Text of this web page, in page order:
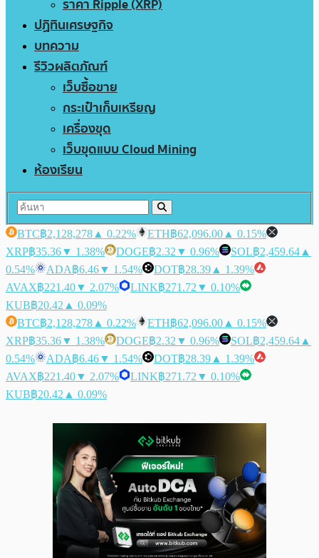
ราคา Ripple (XRP)
ปฏิทินเศรษฐกิจ
บทความ
รีวิวผลิตภัณฑ์
เว็บซื้อขาย
กระเป๋าเก็บเหรียญ
เครื่องขุด
เว็บขุดแบบ Cloud Mining
ห้องเรียน
BTC฿2,128,278 ▲ 0.22% ETH฿62,096.00 ▲ 0.15%
XRP฿35.36▼ 1.38% DOGE฿2.32 ▼ 0.96% SOL฿2,459.64 ▲
0.54%
ADA฿6.46▼ 1.54% DOT฿28.39 ▲ 1.39%
AVAX฿221.40▼ 2.07% LINK฿271.72 ▼ 0.10%
KUB฿20.42 ▲ 0.09%
BTC฿2,128,278 ▲ 0.22% ETH฿62,096.00 ▲ 0.15%
XRP฿35.36▼ 1.38% DOGE฿2.32 ▼ 0.96% SOL฿2,459.64 ▲
0.54%
ADA฿6.46▼ 1.54% DOT฿28.39 ▲ 1.39%
AVAX฿221.40▼ 2.07% LINK฿271.72 ▼ 0.10%
KUB฿20.42 ▲ 0.09%